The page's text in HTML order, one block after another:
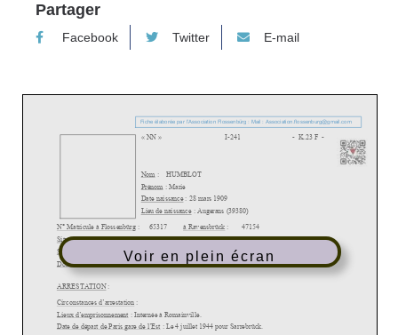
Partager
Facebook Twitter E-mail
Voir en plein écran